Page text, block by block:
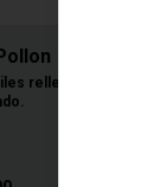
rellenos de pollo